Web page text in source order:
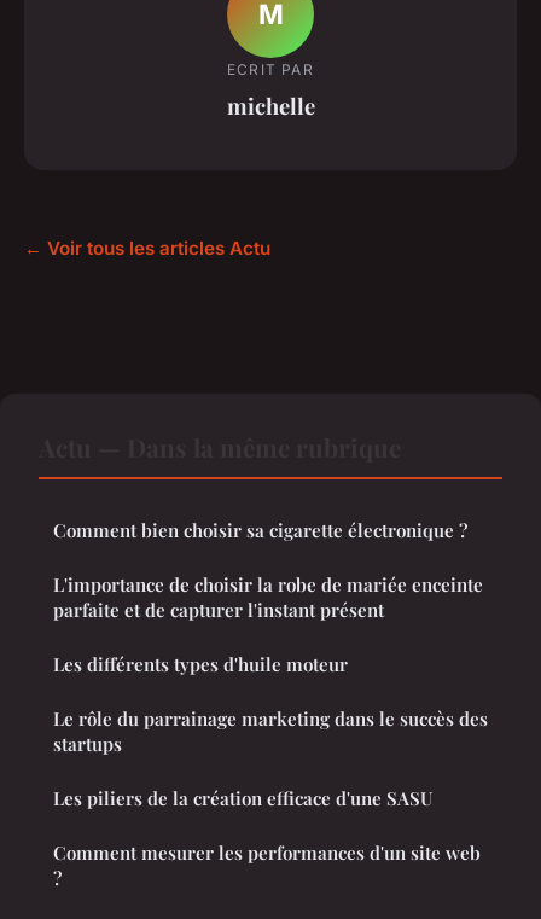
M
ECRIT PAR
michelle
← Voir tous les articles Actu
Comment bien choisir sa cigarette électronique ?
L'importance de choisir la robe de mariée enceinte
parfaite et de capturer l'instant présent
Les différents types d'huile moteur
Le rôle du parrainage marketing dans le succès des
startups
Les piliers de la création efficace d'une SASU
Comment mesurer les performances d'un site web
?